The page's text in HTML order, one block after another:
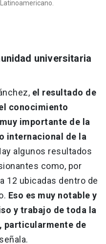
universitaria
el resultado de
conocimiento
importante de la
internacional de la
algunos resultados
como, por
12 ubicadas dentro de
Eso es muy notable y
y trabajo de toda la
particularmente de